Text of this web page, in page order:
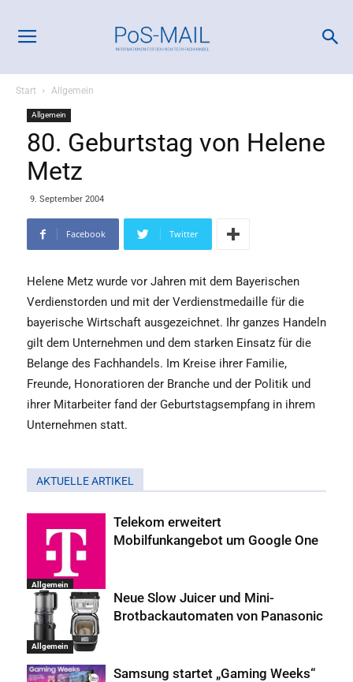
Start Allgemein
Allgemein
80. Geburtstag von Helene
Metz
9. September 2004
Facebook Twitter
Helene Metz wurde vor Jahren mit dem Bayerischen
Verdienstorden und mit der Verdienstmedaille für die
bayerische Wirtschaft ausgezeichnet. Ihr ganzes Handeln
gilt dem Unternehmen und dem starken Einsatz für die
Belange des Fachhandels. Im Kreise ihrer Familie,
Freunde, Honoratioren der Branche und der Politik und
ihrer Mitarbeiter fand der Geburtstagsempfang in ihrem
Unternehmen statt.
AKTUELLE ARTIKEL
Allgemein
Telekom erweitert
Mobilfunkangebot um Google One
Allgemein
Neue Slow Juicer und Mini-
Brotbackautomaten von Panasonic
Samsung startet „Gaming Weeks“